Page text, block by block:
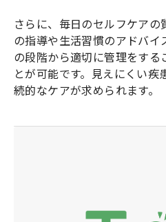
さらに、毎日のセルフケアの
の指導や生活習慣のアドバイ
の段階から適切に管理をする
とが可能です。見えにくい
続的なケアが求められます。